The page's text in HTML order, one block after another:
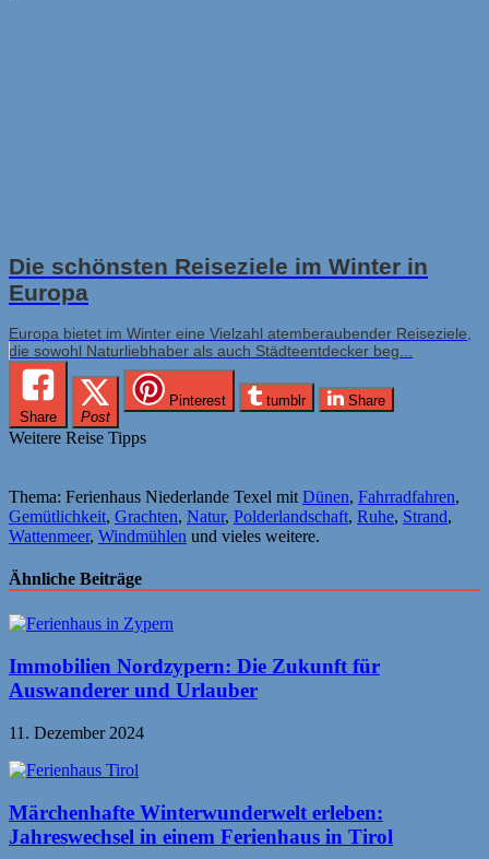
Die schönsten Reiseziele im Winter in
Europa
Europa bietet im Winter eine Vielzahl atemberaubender Reiseziele,
die sowohl Naturliebhaber als auch Städteentdecker beg...
Share Post
Pinterest tumblr Share
Weitere Reise Tipps
Thema: Ferienhaus Niederlande Texel mit Dünen, Fahrradfahren,
Gemütlichkeit, Grachten, Natur, Polderlandschaft, Ruhe, Strand,
Wattenmeer, Windmühlen und vieles weitere.
Ähnliche Beiträge
Immobilien Nordzypern: Die Zukunft für
Auswanderer und Urlauber
11. Dezember 2024
Märchenhafte Winterwunderwelt erleben:
Jahreswechsel in einem Ferienhaus in Tirol